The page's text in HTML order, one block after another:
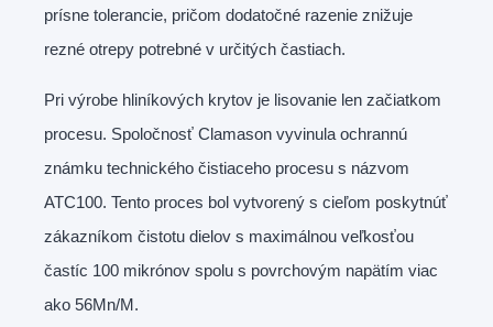
prísne tolerancie, pričom dodatočné razenie znižuje
rezné otrepy potrebné v určitých častiach.
Pri výrobe hliníkových krytov je lisovanie len začiatkom
procesu. Spoločnosť Clamason vyvinula ochrannú
známku technického čistiaceho procesu s názvom
ATC100. Tento proces bol vytvorený s cieľom poskytnúť
zákazníkom čistotu dielov s maximálnou veľkosťou
častíc 100 mikrónov spolu s povrchovým napätím viac
ako 56Mn/M.